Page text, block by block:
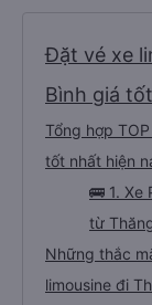
Đặt vé xe
Bình giá
Tổng hợp
tốt nhất hiện
🚌 1. Xe
từ
Những thắc
limousine đi